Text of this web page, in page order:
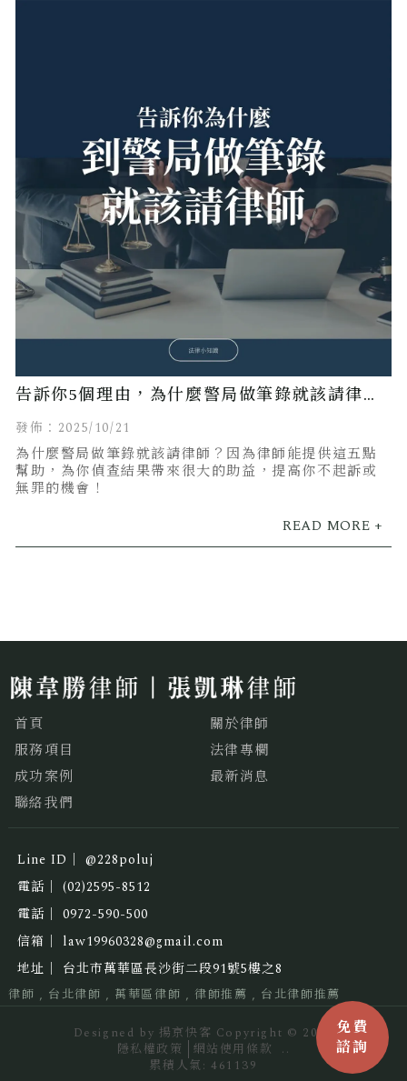
告訴你5個理由，為什麼警局做筆錄就該請律
師！
發佈：2025/10/21
為什麼警局做筆錄就該請律師？因為律師能提供這五點
幫助，為你偵查結果帶來很大的助益，提高你不起訴或
無罪的機會！
@228poluj
(02)2595-8512
0972-590-500
law19960328@gmail.com
台北市萬華區長沙街二段91號5樓之8
首頁
關於律師
服務項目
法律專欄
成功案例
最新消息
聯絡我們
律師 台北律師 萬華區律師 律師推薦 台北律師推薦
Designed by 揚京快客 Copyright © 2026
隱私權政策
網站使用條款
..
累積人氣: 461139